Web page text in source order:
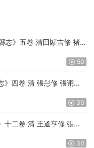
志》五卷 清田顯吉修 褚
50
》四卷 清 張彤修 張诩纂
30
十二卷 清 王道亨修 張慶
30